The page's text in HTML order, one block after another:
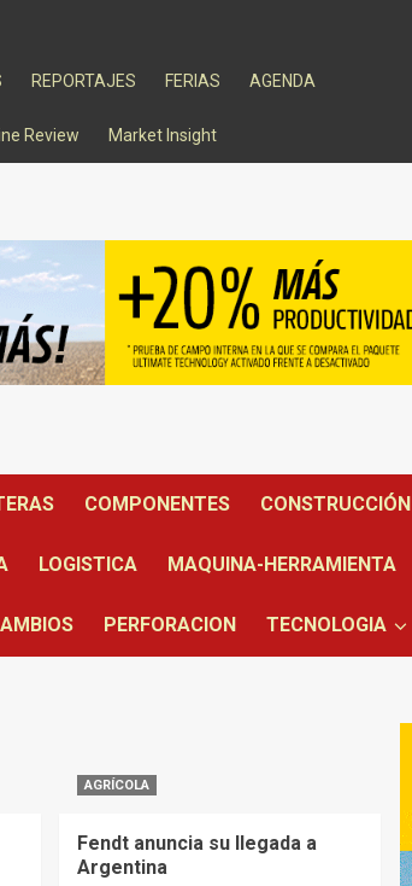
REPORTAJES FERIAS AGENDA
Review Market Insight
COMPONENTES CONSTRUCCIÓN
LOGISTICA MAQUINA-HERRAMIENTA
PERFORACION TECNOLOGIA
AGRÍCOLA
Fendt anuncia su llegada a
Argentina